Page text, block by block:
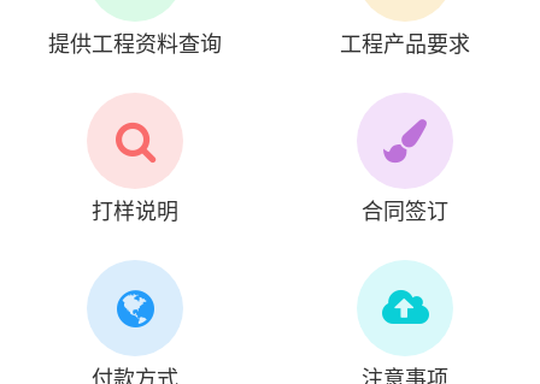
提供工程资料查询 工程产品要求
打样说明 合同签订
付款方式 注意事项